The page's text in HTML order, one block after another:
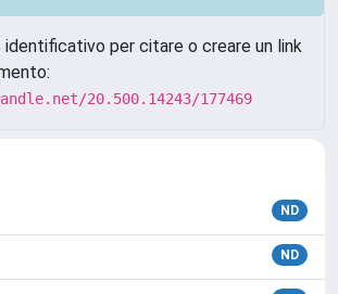
per citare o creare un link
20.500.14243/177469
ND
ND